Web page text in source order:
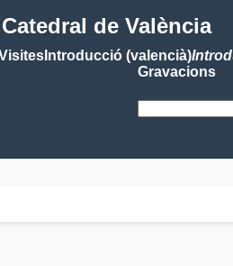
de València
Introducció (valencià)
Gravacions